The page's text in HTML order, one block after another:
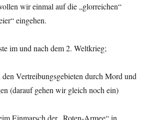
wir einmal auf die „glorreichen“
eingehen.
im und nach dem 2. Weltkrieg;
Vertreibungsgebieten durch Mord und
(darauf gehen wir gleich noch ein)
Einmarsch der „Roten-Armee“ in